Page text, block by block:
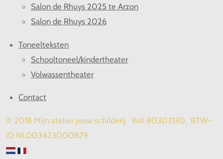
Salon de Rhuys 2025 te Arzon
Salon de Rhuys 2026
Toneelteksten
Schooltoneel/kindertheater
Volwassentheater
Contact
© 2018 Mijn atelier jouw schilderij KvK 80302130. BTW-
ID NL003423000B79